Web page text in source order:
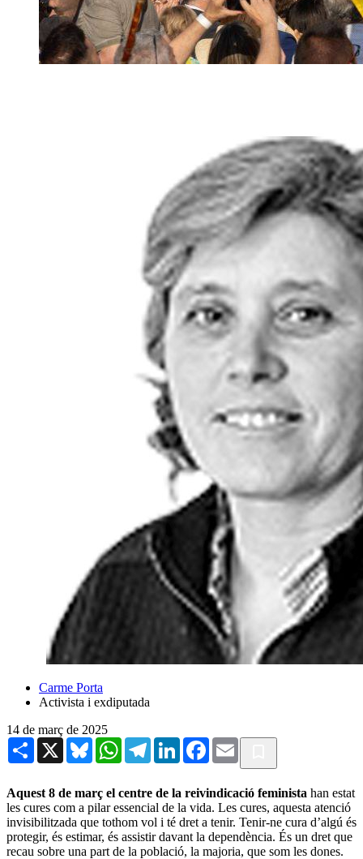
Carme Porta
Activista i exdiputada
14 de març de 2025
Share X BlueskyWhatsAppTelegramLinkedInFacebook
Email
Aquest 8 de març el centre de la reivindicació feminista han estat
les cures com a pilar essencial de la vida. Les cures, aquesta atenció
invisibilitzada que tothom vol i té dret a tenir. Tenir-ne cura d’algú és
protegir, és estimar, és assistir davant la dependència. És un dret que
recau sobre una part de la població, la majoria, que som les dones.